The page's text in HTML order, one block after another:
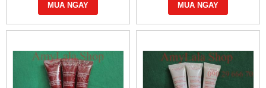
0933555070
MUA NGAY
0933555070
MUA NGAY